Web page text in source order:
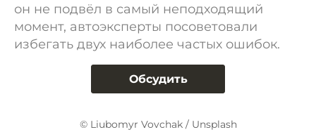
он не подвёл в самый неподходящий
момент, автоэксперты посоветовали
избегать двух наиболее частых ошибок.
Обсудить
© Liubomyr Vovchak / Unsplash